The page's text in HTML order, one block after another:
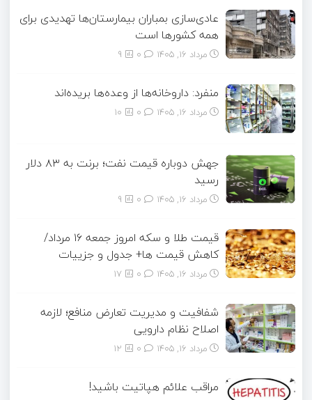
عادی‌سازی بمباران بیمارستان‌ها تهدیدی برای
همه کشورها است
مرداد ۱۶, ۱۴۰۵ 9
منفرد: داروخانه‌ها از وعده‌ها بریده‌اند
مرداد ۱۶, ۱۴۰۵ 10
جهش دوباره قیمت نفت؛ برنت به ۸۳ دلار
رسید
مرداد ۱۶, ۱۴۰۵ 9
قیمت طلا و سکه امروز جمعه ۱۶ مرداد/
کاهش قیمت ها+ جدول و جزییات
مرداد ۱۶, ۱۴۰۵ 17
شفافیت و مدیریت تعارض منافع؛ لازمه
اصلاح نظام دارویی
مرداد ۱۶, ۱۴۰۵ 12
مراقب علائم هپاتیت باشید!